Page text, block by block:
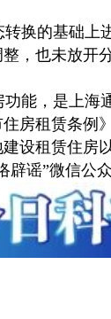
换的基础上
，也未放开
能，是上海
房租赁条例
设租赁住房
谣”微信公众